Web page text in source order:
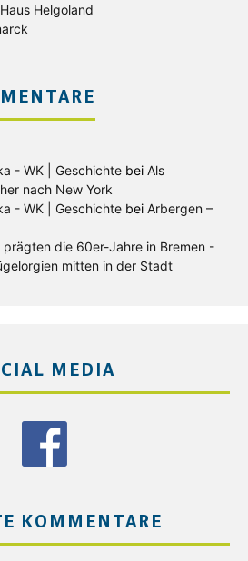
Helgoland
- WK | Geschichte bei Als
nach New York
- WK | Geschichte bei Arbergen –
prägten die 60er-Jahre in Bremen -
mitten in der Stadt
MEDIA
KOMMENTARE